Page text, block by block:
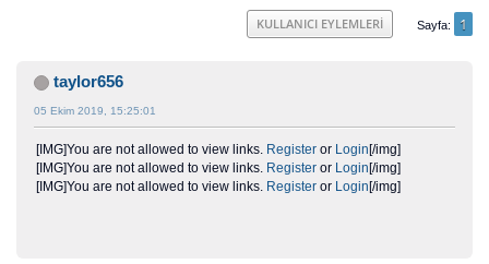
Sayfa 1
KULLANICI EYLEMLERI
taylor656
05 Ekim 2019, 15:25:01
[IMG]You are not allowed to view links. Register or Login[/img]
[IMG]You are not allowed to view links. Register or Login[/img]
[IMG]You are not allowed to view links. Register or Login[/img]